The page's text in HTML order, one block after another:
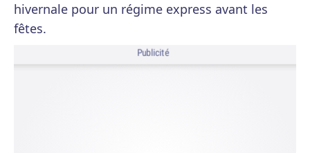
hivernale pour un régime express avant les
fêtes.
Publicité